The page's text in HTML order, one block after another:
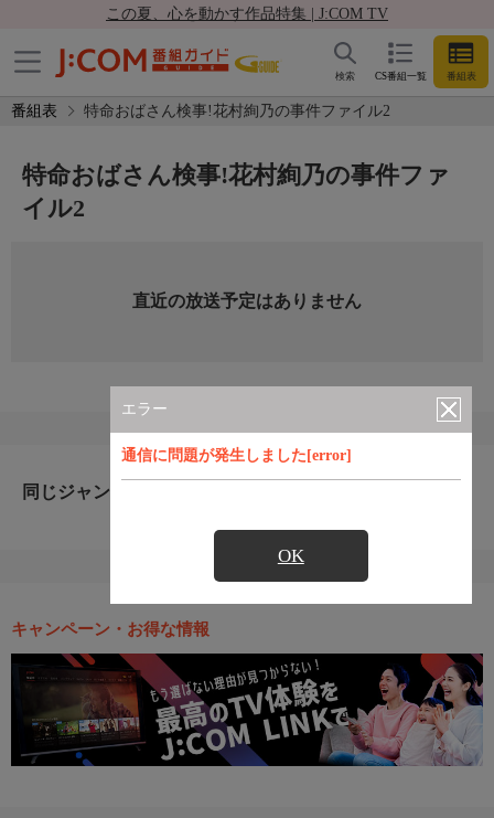
この夏、心を動かす作品特集 | J:COM TV
CS番組一覧 番組表
検索
番組表 特命おばさん検事!花村絢乃の事件ファイル2
エラー
通信に問題が発生しました[error]
OK
特命おばさん検事!花村絢乃の事件ファ
イル2
直近の放送予定はありません
同じジャンルのおすすめ番組
キャンペーン・お得な情報